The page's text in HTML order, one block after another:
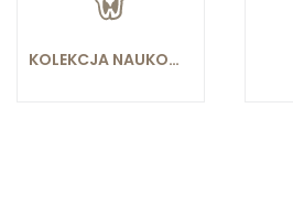
KOLEKCJA NAUKOWA